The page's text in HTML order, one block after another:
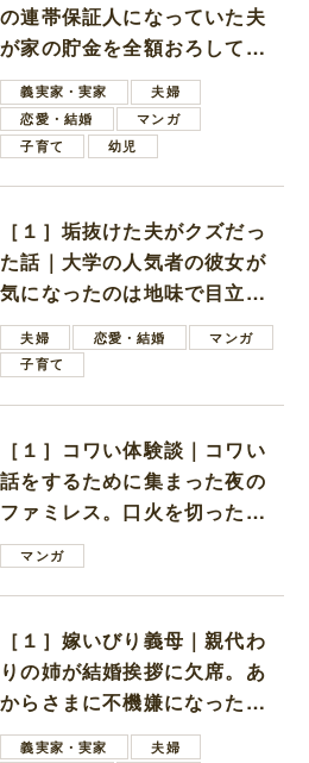
の連帯保証人になっていた夫
が家の貯金を全額おろしてほ
しいと言ってきた
義実家・実家
夫婦
恋愛・結婚
マンガ
子育て
幼児
［１］垢抜けた夫がクズだっ
た話｜大学の人気者の彼女が
気になったのは地味で目立た
ない男子学生
夫婦 恋愛・結婚
マンガ
子育て
［１］コワい体験談｜コワい
話をするために集まった夜の
ファミレス。口火を切ったの
は電車好きの男の子ママ
マンガ
［１］嫁いびり義母｜親代わ
りの姉が結婚挨拶に欠席。あ
からさまに不機嫌になった義
母義実家・実家
夫婦